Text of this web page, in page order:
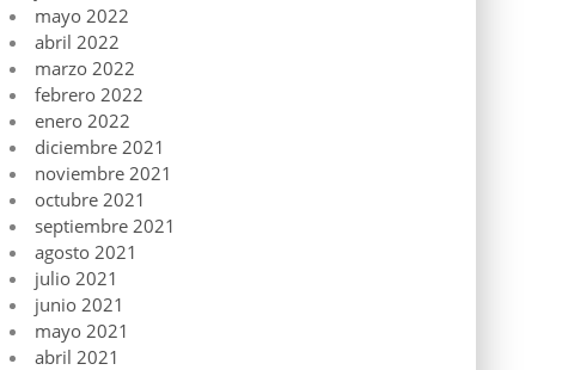
mayo 2022
abril 2022
marzo 2022
febrero 2022
enero 2022
diciembre 2021
noviembre 2021
octubre 2021
septiembre 2021
agosto 2021
julio 2021
junio 2021
mayo 2021
abril 2021